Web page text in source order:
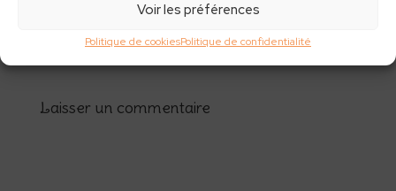
Voir les préférences
Politique de cookiesPolitique de confidentialité
Réponse
Laisser un commentaire